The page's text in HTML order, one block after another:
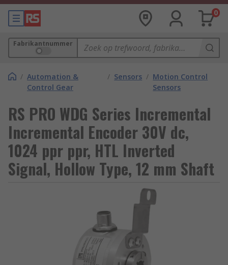
0
Fabrikantnummer
/ Automation &
Control Gear
/ Sensors / Motion Control
Sensors
RS PRO WDG Series Incremental
Incremental Encoder 30V dc,
1024 ppr ppr, HTL Inverted
Signal, Hollow Type, 12 mm Shaft